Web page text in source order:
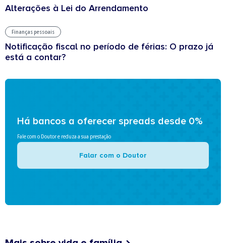
Alterações à Lei do Arrendamento
Finanças pessoais
Notificação fiscal no período de férias: O prazo já
está a contar?
Há bancos a oferecer spreads desde 0%
Fale com o Doutor e reduza a sua prestação
Falar com o Doutor